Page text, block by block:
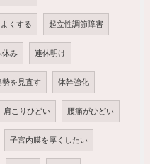
くする 起立性調節障害
休み 連休明け
勢を見直す 体幹強化
肩こりひどい 腰痛がひどい
子宮内膜を厚くしたい